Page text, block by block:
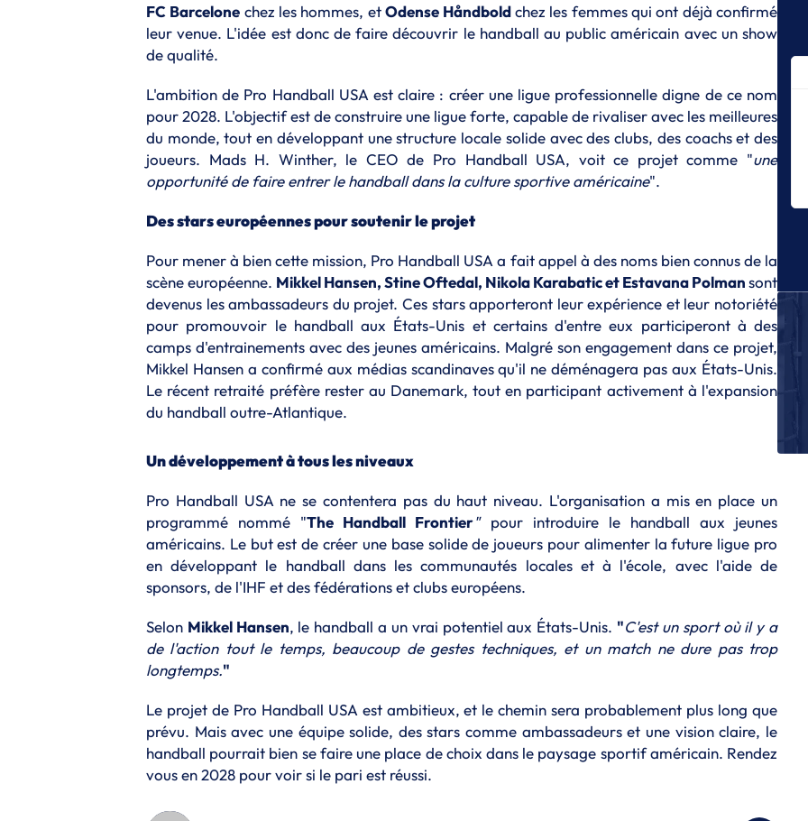
FC Barcelone chez les hommes, etOdense Håndboldchez les femmes qui ont déjà confirmé
leur venue. L'idée est donc de faire découvrir le handball au public américain avec un show
de qualité.
L'ambition de Pro Handball USA est claire : créer une ligue professionnelle digne de ce nom
pour 2028. L'objectif est de construire une ligue forte, capable de rivaliser avec les meilleures
du monde, tout en développant une structure locale solide avec des clubs, des coachs et des
joueurs. Mads H. Winther, le CEO de Pro Handball USA, voit ce projet comme "une
opportunité de faire entrer le handball dans la culture sportive américaine".
Des stars européennes pour soutenir le projet
Pour mener à bien cette mission, Pro Handball USA a fait appel à des noms bien connus de la
scène européenne. Mikkel Hansen, Stine Oftedal, Nikola Karabatic et Estavana Polmansont
devenus les ambassadeurs du projet. Ces stars apporteront leur expérience et leur notoriété
pour promouvoir le handball aux États-Unis et certains d'entre eux participeront à des
camps d'entrainements avec des jeunes américains. Malgré son engagement dans ce projet,
Mikkel Hansen a confirmé aux médias scandinaves qu'il ne déménagera pas aux États-Unis.
Le récent retraité préfère rester au Danemark, tout en participant activement à l'expansion
du handball outre-Atlantique.
Un développement à tous les niveaux
Pro Handball USA ne se contentera pas du haut niveau. L'organisation a mis en place un
programmé nommé "The Handball Frontier"pour introduire le handball aux jeunes
américains. Le but est de créer une base solide de joueurs pour alimenter la future ligue pro
en développant le handball dans les communautés locales et à l'école, avec l'aide de
sponsors, de l'IHF et des fédérations et clubs européens.
Selon Mikkel Hansen, le handball a un vrai potentiel aux États-Unis. "C'est un sport où il y a
de l'action tout le temps, beaucoup de gestes techniques, et un match ne dure pas trop
longtemps."
Le projet de Pro Handball USA est ambitieux, et le chemin sera probablement plus long que
prévu. Mais avec une équipe solide, des stars comme ambassadeurs et une vision claire, le
handball pourrait bien se faire une place de choix dans le paysage sportif américain. Rendez
vous en 2028 pour voir si le pari est réussi.